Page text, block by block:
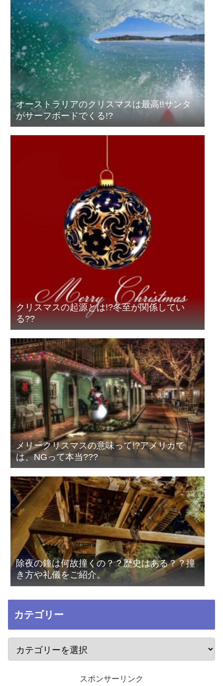
オーストラリアのクリスマスは最高!!サンタ
がサーフボードでくる!?
クリスマスの起源とは!?冬至が関係してい
る??
メリークリスマスの意味って!?アメリカで
は、NGって本当???
除夜の鐘は何故撞くの？？歴史はある？？撞
き方や礼儀をご紹介。
カテゴリー
スポンサーリンク